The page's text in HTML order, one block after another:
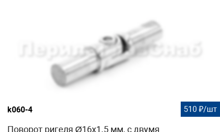
k060-4 510 ₽/шт
Поворот ригеля Ø16х1.5 мм, с двумя